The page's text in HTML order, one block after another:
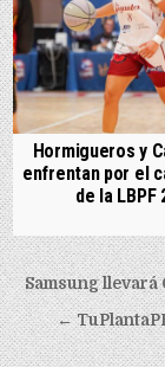
Hormigueros y
enfrentan por el
de la LBPF
Post
Samsung
←